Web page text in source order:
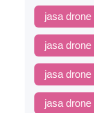
jasa
jasa
jasa
jasa